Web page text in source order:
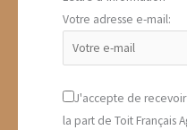
Votre adresse e-mail:
J'accepte de
la part de Toit Français